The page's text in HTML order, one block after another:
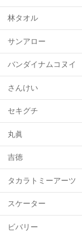
林タオル
サンアロー
バンダイナムコヌイ
さんけい
セキグチ
丸眞
吉徳
タカラトミーアーツ
スケーター
ビバリー